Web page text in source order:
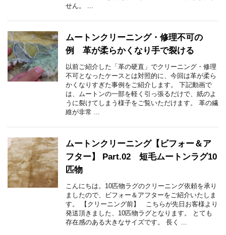
せん。 ...
ムートンクリーニング・修理不可の
例 革が柔らかくなり手で裂ける
以前ご紹介した「革の硬直」でクリーニング・修理
不可となったケースとは対照的に、今回は革が柔ら
かくなりすぎた事例をご紹介します。 下記動画で
は、ムートンの一部を軽く引っ張るだけで、紙のよ
うに裂けてしまう様子をご覧いただけます。 革の繊
維が非常 ...
ムートンクリーニング【ビフォー＆ア
フター】 Part.02 短毛ムートンラグ10
匹物
こんにちは。10匹物ラグのクリーニング依頼を承り
ましたので、ビフォー＆アフターをご紹介いたしま
す。 【クリーニング前】 こちらが先日お客様より
発送頂きました、10匹物ラグとなります。 とても
存在感のある大きなサイズです。 長く ...